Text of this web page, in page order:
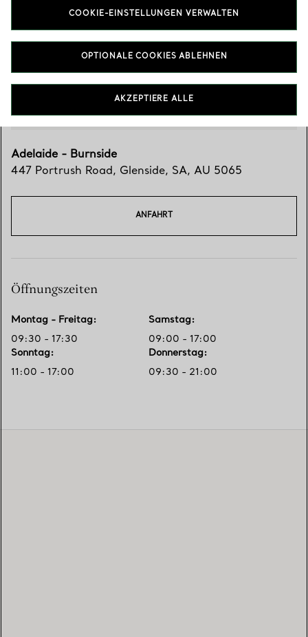
Besuchen Sie uns
Adelaide - Burnside
447 Portrush Road, Glenside, SA, AU 5065
ANFAHRT
Öffnungszeiten
Montag - Freitag:
09:30 - 17:30
Samstag:
09:00 - 17:00
Sonntag:
11:00 - 17:00
Donnerstag:
09:30 - 21:00
COOKIE-EINSTELLUNGEN VERWALTEN
OPTIONALE COOKIES ABLEHNEN
AKZEPTIERE ALLE